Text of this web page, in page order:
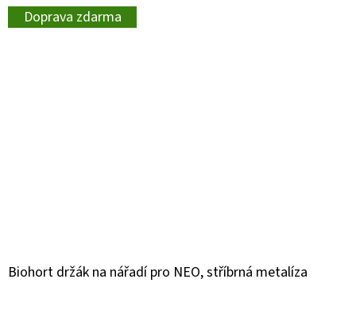
Doprava zdarma
Biohort držák na nářadí pro NEO, stříbrná metalíza